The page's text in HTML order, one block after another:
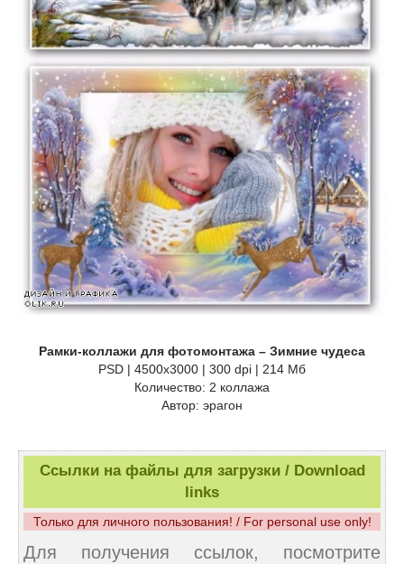
Рамки-коллажи для фотомонтажа – Зимние чудеса
PSD | 4500x3000 | 300 dpi | 214 Мб
Количество: 2 коллажа
Автор: эрагон
Ссылки на файлы для загрузки / Download
links
Только для личного пользования! / For personal use only!
Для получения ссылок, посмотрите